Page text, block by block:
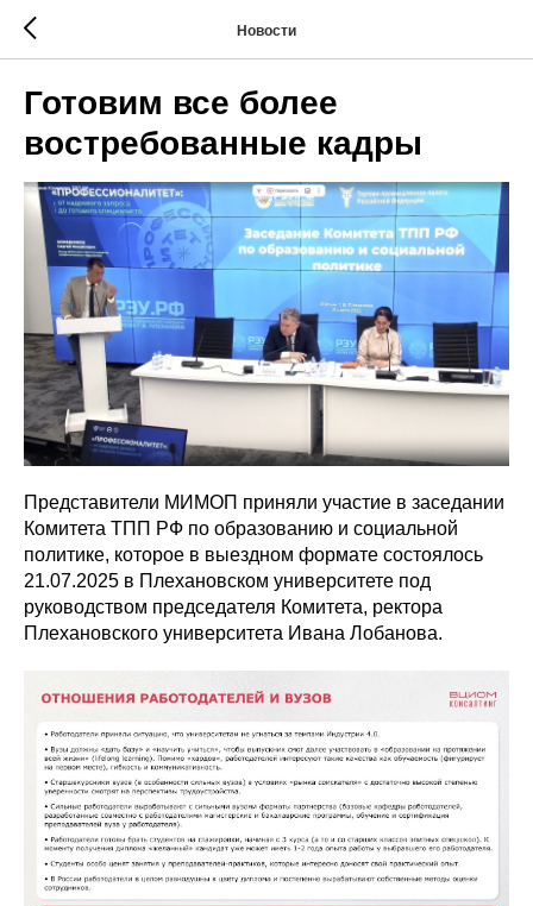
Новости
Готовим все более
востребованные кадры
Представители МИМОП приняли участие в заседании
Комитета ТПП РФ по образованию и социальной
политике, которое в выездном формате состоялось
21.07.2025 в Плехановском университете под
руководством председателя Комитета, ректора
Плехановского университета Ивана Лобанова.